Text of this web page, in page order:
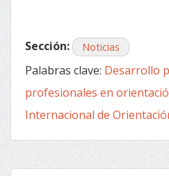
Sección: Noticias
Palabras clave: Desarrollo
profesionales en
Internacional de